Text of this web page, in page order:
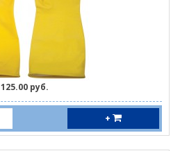
125.00 руб.
+